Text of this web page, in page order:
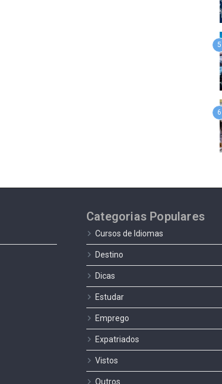
5
6
Categorias Populares
Cursos de Idiomas
Destino
Dicas
Estudar
Emprego
Expatriados
Vistos
Outros